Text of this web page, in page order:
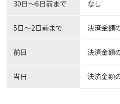
30日〜6日前まで なし
5日～2日前まで 決済金額
前日 決済金額
当日 決済金額